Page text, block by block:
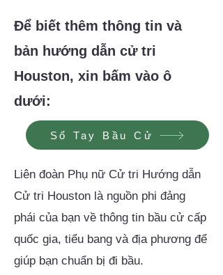
Để biết thêm thông tin và
bản hướng dẫn cử tri
Houston, xin bấm vào ô
dưới:
Sổ Tay Bầu Cử
Liên đoàn Phụ nữ Cử tri Hướng dẫn
Cử tri Houston là nguồn phi đảng
phái của bạn về thông tin bầu cử cấp
quốc gia, tiểu bang và địa phương để
giúp bạn chuẩn bị đi bầu.